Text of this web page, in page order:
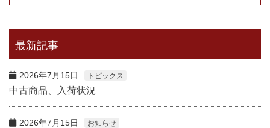
最新記事
2026年7月15日 トピックス
中古商品、入荷状況
2026年7月15日 お知らせ